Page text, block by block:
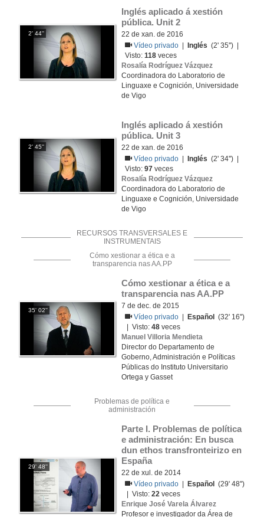
2' 44''
Inglés aplicado á xestión
pública. Unit 2
22 de xan. de 2016
Vídeo privado
Inglés (2' 35'') |
Visto:118 veces
Rosalía Rodríguez Vázquez
Coordinadora do Laboratorio de
Linguaxe e Cognición, Universidade
de Vigo
2' 45''
Inglés aplicado á xestión
pública. Unit 3
22 de xan. de 2016
Vídeo privado
Inglés (2' 34'') |
Visto:97 veces
Rosalía Rodríguez Vázquez
Coordinadora do Laboratorio de
Linguaxe e Cognición, Universidade
de Vigo
RECURSOS TRANSVERSALES E
INSTRUMENTAIS
Cómo xestionar a ética e a
transparencia nas AA.PP
35' 02''
Cómo xestionar a ética e a
transparencia nas AA.PP
7 de dec. de 2015
Vídeo privado
Español
(32' 16'')
| Visto:48 veces
Manuel Villoria Mendieta
Director do Departamento de
Goberno, Administración e Políticas
Públicas do Instituto Universitario
Ortega y Gasset
Problemas de política e
administración
29' 48''
Parte I. Problemas de política
e administración: En busca
dun ethos transfronteirizo en
España
22 de xul. de 2014
Vídeo privado
Español
(29' 48'')
| Visto:22 veces
Enrique José Varela Álvarez
Profesor e investigador da Área de